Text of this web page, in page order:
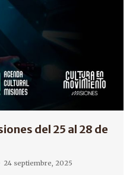
del 25 al 28 de
24 septiembre, 2025